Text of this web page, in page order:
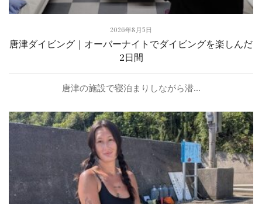
2026年8月5日
唐津ダイビング｜オーバーナイトでダイビングを楽しんだ
2日間
唐津の施設で寝泊まりしながら潜...